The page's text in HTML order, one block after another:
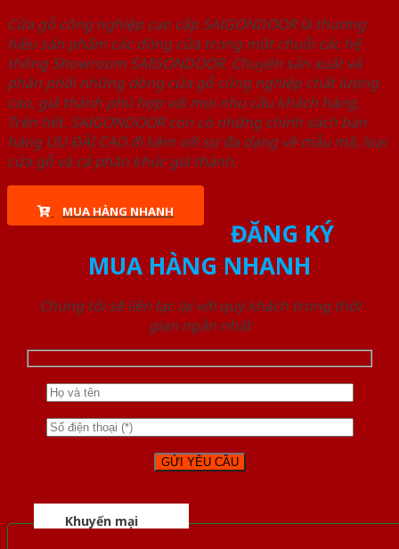
Cửa gỗ công nghiệp cao cấp SAIGONDOOR là thương
hiệu sản phẩm các dòng cửa trong một chuỗi các hệ
thống Showroom SAIGONDOOR. Chuyên sản xuất và
phân phối những dòng cửa gỗ công nghiệp chất lượng
cao, giá thành phù hợp với mọi nhu cầu khách hàng.
Trên hết, SAIGONDOOR còn có những chính sách bán
hàng ƯU ĐÃI CAO đi kèm với sự đa dạng về mẫu mã, loại
cửa gỗ và cả phân khúc giá thành.
MUA HÀNG NHANH
ĐĂNG KÝ
MUA HÀNG NHANH
Chúng tôi sẽ liên lạc lại với quý khách trong thời
gian ngắn nhất
Khuyến mại